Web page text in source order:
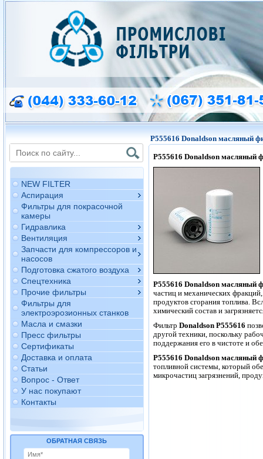
NEW FILTER
Аспирация
Фильтры для покрасочной
камеры
Гидравлика
Вентиляция
Запчасти для компрессоров и
насосов
Подготовка сжатого воздуха
Спецтехника
Прочие фильтры
Фильтры для
электроэрозионных станков
Масла и смазки
Пресс фильтры
Сертификаты
Доставка и оплата
Статьи
Вопрос - Ответ
У нас покупают
Контакты
ОБРАТНАЯ СВЯЗЬ
P555616 Donaldson масляный
P555616 Donaldson масляный
P555616 Donaldson масляный
частиц и механических
продуктов сгорания топлива.
химический состав и
Фильтр Donaldson P555616
другой техники, поскольку
поддержания его в чистоте и
P555616 Donaldson масляный
топливной системы, который
микрочастиц загрязнений,